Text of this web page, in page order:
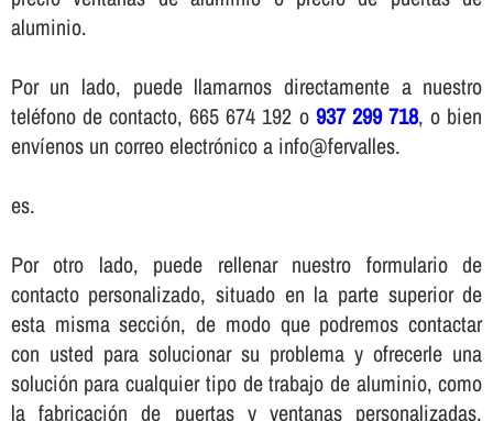
aluminio.
Por un lado, puede llamarnos directamente a nuestro
teléfono de contacto, 665 674 192 o 937 299 718, o bien
enví­enos un correo electrónico a info@fervalles.
es.
Por otro lado, puede rellenar nuestro formulario de
contacto personalizado, situado en la parte superior de
esta misma sección, de modo que podremos contactar
con usted para solucionar su problema y ofrecerle una
solución para cualquier tipo de trabajo de aluminio, como
la fabricación de puertas y ventanas personalizadas,